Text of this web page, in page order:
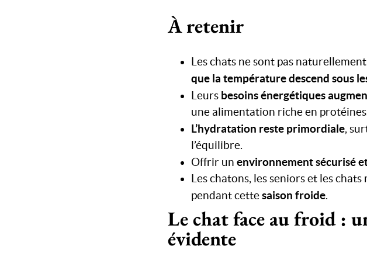
À retenir
Les chats ne sont pas
que la température descend sous
Leurs besoins énergétiques
une alimentation riche en
L’hydratation reste primordiale,
l’équilibre.
Offrir un environnement sécurisé
Les chatons, les seniors et les
pendant cettesaison froide.
Le chat face au froid :
évidente